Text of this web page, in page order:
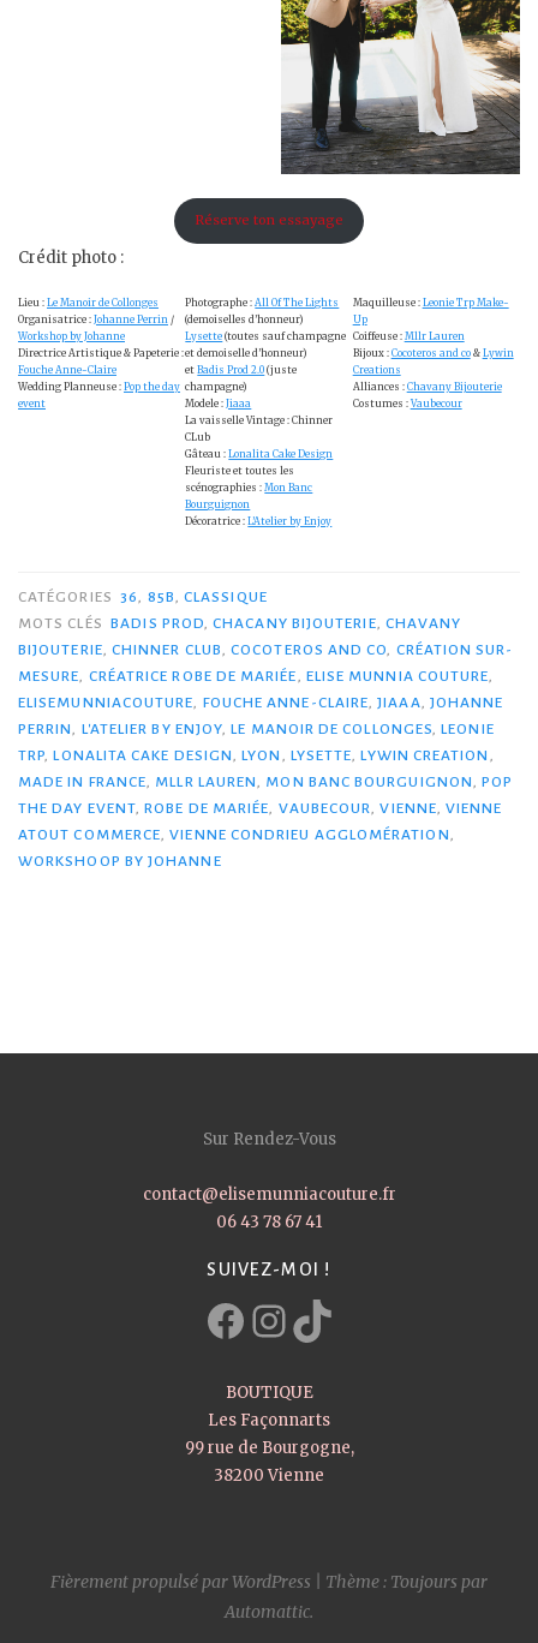
Réserve ton essayage
Crédit photo :
Lieu : Le Manoir de Collonges
Organisatrice : Johanne Perrin /
Workshop by Johanne
Directrice Artistique & Papeterie :
Fouche Anne-Claire
Wedding Planneuse : Pop the day
event
Photographe :All Of The Lights
(demoiselles d’honneur)
Lysette (toutes sauf champagne
et demoiselle d’honneur)
etBadis Prod 2.0 (juste
champagne)
Modele :Jiaaa
La vaisselle Vintage : Chinner
CLub
Gâteau :Lonalita Cake Design
Fleuriste et toutes les
scénographies :Mon Banc
Bourguignon
Décoratrice :L’Atelier by Enjoy
Maquilleuse : Leonie Trp Make-
Up
Coiffeuse : Mllr Lauren
Bijoux : Cocoteros and co& Lywin
Creations
Alliances : Chavany Bijouterie
Costumes : Vaubecour
CATÉGORIES 36 85B ,CLASSIQUE
MOTS CLÉS BADIS PROD ,CHACANY BIJOUTERIE CHAVANY
BIJOUTERIE CHINNER CLUB ,COCOTEROS AND CO
CRÉATION SUR-
MESURE
CRÉATRICE ROBE DE MARIÉE ELISE MUNNIA COUTURE
ELISEMUNNIACOUTURE
FOUCHE ANNE-CLAIRE ,JIAAA JOHANNE
PERRIN
L'ATELIER BY ENJOY ,LE MANOIR DE COLLONGES ,LEONIE
TRP ,LONALITA CAKE DESIGN ,LYON LYSETTE ,LYWIN CREATION
MADE IN FRANCE
MLLR LAUREN MON BANC BOURGUIGNON ,POP
THE DAY EVENT ,ROBE DE MARIÉE VAUBECOUR ,VIENNE ,VIENNE
ATOUT COMMERCE ,VIENNE CONDRIEU AGGLOMÉRATION
WORKSHOOP BY JOHANNE
Sur Rendez-Vous
contact@elisemunniacouture.fr
06 43 78 67 41
SUIVEZ-MOI !
Facebook InstagramTikTok
BOUTIQUE
Les Façonnarts
99 rue de Bourgogne,
38200 Vienne
Fièrement propulsé par WordPress
Thème : Toujours par
Automattic.